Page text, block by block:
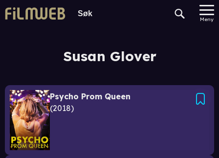
Meny
Susan Glover
Psycho Prom Queen
2018